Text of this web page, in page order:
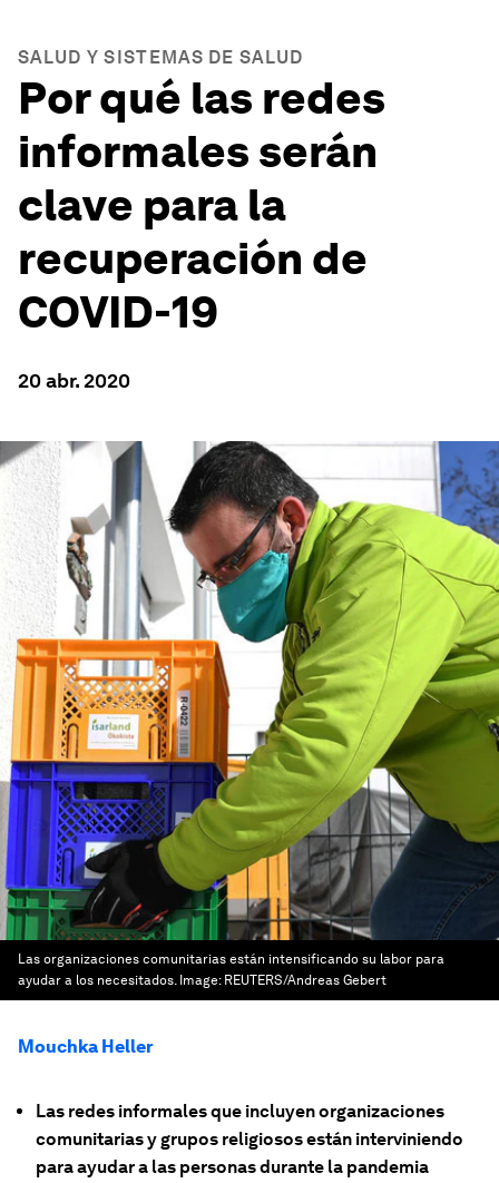
SALUD Y SISTEMAS DE SALUD
Por qué las redes
informales serán
clave para la
recuperación de
COVID-19
20 abr. 2020
Las organizaciones comunitarias están intensificando su labor para
ayudar a los necesitados. Image: REUTERS/Andreas Gebert
Mouchka Heller
Las redes informales que incluyen organizaciones
comunitarias y grupos religiosos están interviniendo
para ayudar a las personas durante la pandemia